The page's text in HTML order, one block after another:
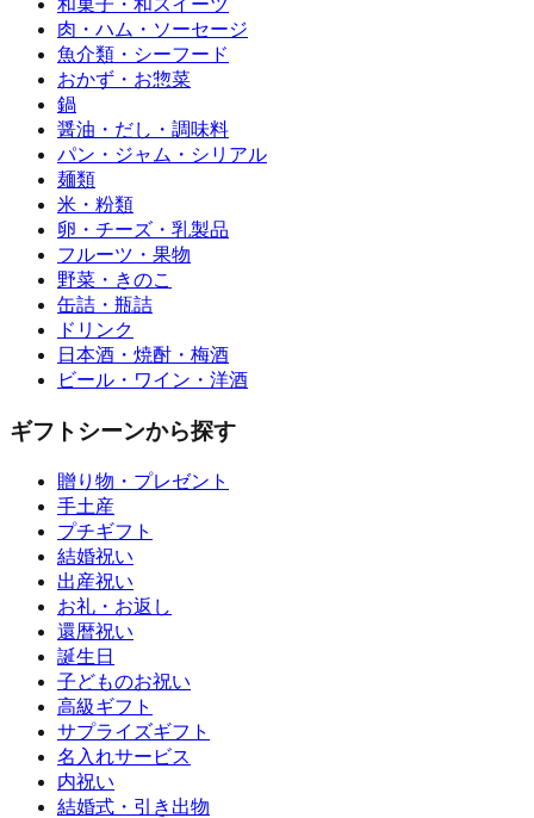
和菓子・和スイーツ
肉・ハム・ソーセージ
魚介類・シーフード
おかず・お惣菜
鍋
醤油・だし・調味料
パン・ジャム・シリアル
麺類
米・粉類
卵・チーズ・乳製品
フルーツ・果物
野菜・きのこ
缶詰・瓶詰
ドリンク
日本酒・焼酎・梅酒
ビール・ワイン・洋酒
ギフトシーンから探す
贈り物・プレゼント
手土産
プチギフト
結婚祝い
出産祝い
お礼・お返し
還暦祝い
誕生日
子どものお祝い
高級ギフト
サプライズギフト
名入れサービス
内祝い
結婚式・引き出物